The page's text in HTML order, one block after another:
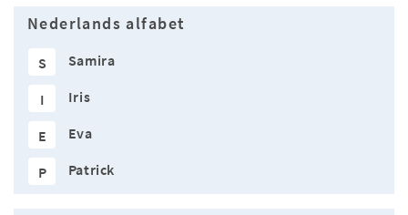
Nederlands alfabet
S Samira
I Iris
E Eva
P Patrick